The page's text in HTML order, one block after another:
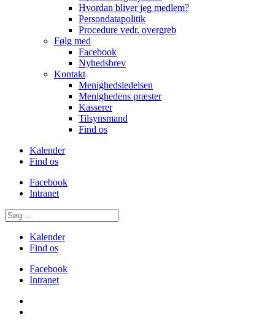
Hvordan bliver jeg medlem?
Persondatapolitik
Procedure vedr. overgreb
Følg med
Facebook
Nyhedsbrev
Kontakt
Menighedsledelsen
Menighedens præster
Kasserer
Tilsynsmand
Find os
Kalender
Find os
Facebook
Intranet
Kalender
Find os
Facebook
Intranet